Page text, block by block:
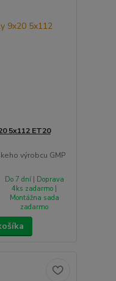
5x112 ET20
výrobcu GMP
Do 7 dní | Doprava
4ks zadarmo |
Montážna sada
zadarmo